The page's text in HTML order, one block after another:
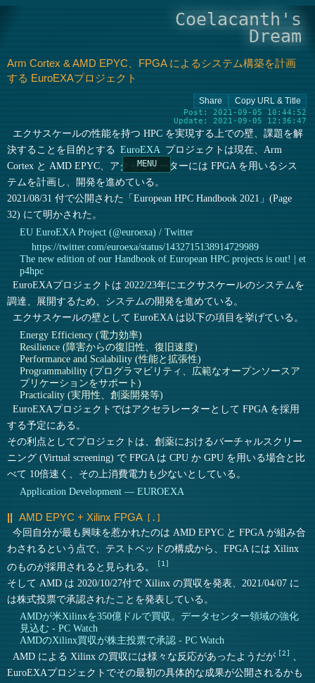
Coelacanth's
Dream
Arm Cortex & AMD EPYC、FPGA によるシステム構築を計画
する EuroEXAプロジェクト
Post: 2021-09-05 10:44:52
Update: 2021-09-05 12:36:47
エクサスケールの性能を持つ HPC を実現する上での壁、課題を解
決することを目的とする EuroEXA プロジェクトは現在、Arm
Cortex と AMD EPYC、アクセラレーターには FPGA を用いるシス
テムを計画し、開発を進めている。
2021/08/31 付で公開された「European HPC Handbook 2021」(Page
32) にて明かされた。
EU EuroEXA Project (@euroexa) / Twitter
https://twitter.com/euroexa/status/1432715138914729989
The new edition of our Handbook of European HPC projects is out! | et
p4hpc
EuroEXAプロジェクトは 2022/23年にエクサスケールのシステムを
調達、展開するため、システムの開発を進めている。
エクサスケールの壁として EuroEXA は以下の項目を挙げている。
Energy Efficiency (電力効率)
Resilience (障害からの復旧性、復旧速度)
Performance and Scalability (性能と拡張性)
Programmability (プログラマビリティ、広範なオープンソースア
プリケーションをサポート)
Practicality (実用性、創薬開発等)
EuroEXAプロジェクトではアクセラレーターとして FPGA を採用
する予定にある。
その利点としてプロジェクトは、創薬におけるバーチャルスクリー
ニング (Virtual screening) で FPGA は CPU か GPU を用いる場合と比
べて 10倍速く、その上消費電力も少ないとしている。
Application Development — EUROEXA
AMD EPYC + Xilinx FPGA
今回自分が最も興味を惹かれたのは AMD EPYC と FPGA が組み合
わされるという点で、テストベッドの構成から、FPGA には Xilinx
のものが採用されると見られる。
1
そして AMD は 2020/10/27付で Xilinx の買収を発表、2021/04/07 に
は株式投票で承認されたことを発表している。
AMDが米Xilinxを350億ドルで買収。データセンター領域の強化
見込む - PC Watch
AMDのXilinx買収が株主投票で承認 - PC Watch
AMD による Xilinx の買収には様々な反応があったようだが 2
EuroEXAプロジェクトでその最初の具体的な成果が公開されるかも